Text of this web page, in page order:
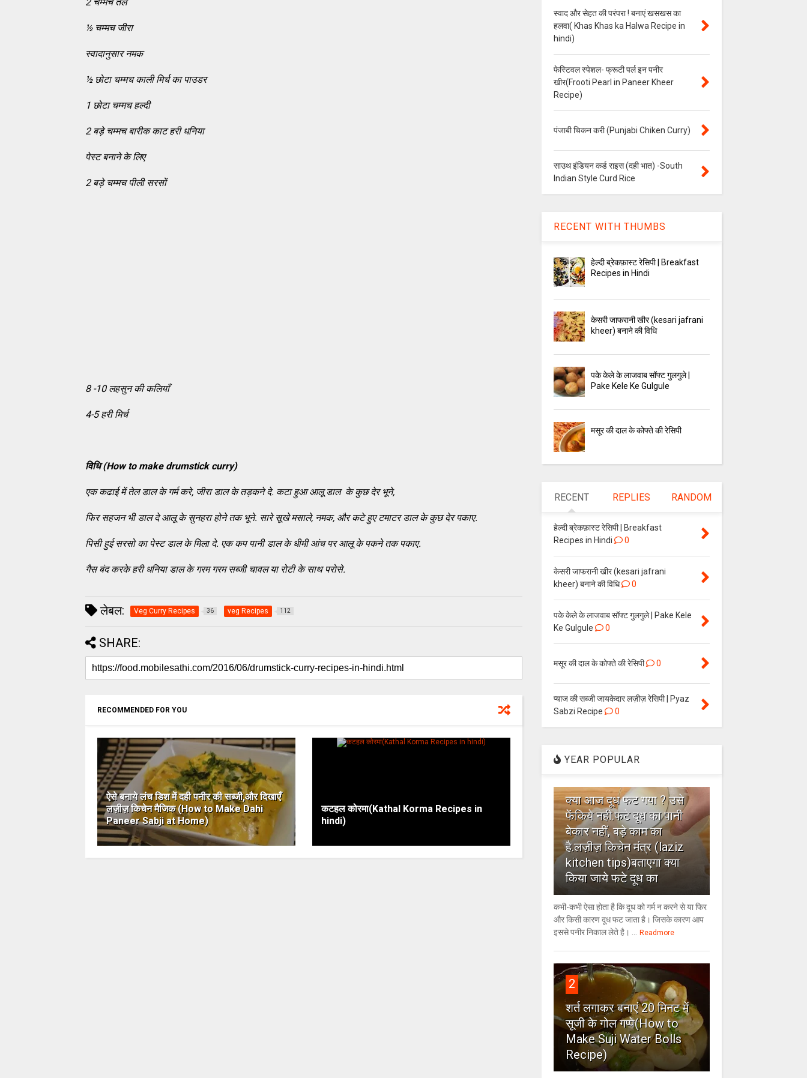
½चम्मच जीरा
स्वादानुसार नमक
½छोटा चम्मच काली मिर्च का पाउडर
1 छोटा चम्मच हल्दी
2 बड़े चम्मच बारीक काट हरी धनिया
पेस्ट बनाने के लिए
2 बड़े चम्मच पीली सरसों
8 -10 लहसुन की कलियाँ
4-5 हरी मिर्च
विधि(How to make drumstick curry)
एक कढाई में तेल डाल के गर्म करे, जीरा डाल के तड़कने दे. कटा हुआ आलू डाल के कुछ देर भूने,
फिर सहजन भी डाल दे आलू के सुनहरा होने तक भूने. सारे सूखे मसाले, नमक, और कटे हुए टमाटर डाल के कुछ देर पकाए.
पिसी हुई सरसो का पेस्ट डाल के मिला दे. एक कप पानी डाल के धीमी आंच पर आलू के पकने तक पकाए.
गैस बंद करके हरी धनिया डाल के गरम गरम सब्जी चावल या रोटी के साथ परोसे.
लेबल: Veg Curry Recipes 36 veg Recipes 112
SHARE:
RECOMMENDED FOR YOU
ऐसे बनाये लंच डिश में दही पनीर की सब्जी,और दिखाएँ
लज़ीज़ किचेन मैजिक (How to Make Dahi
Paneer Sabji at Home)
कटहल कोरमा(Kathal Korma Recipes in
hindi)
स्वाद और सेहत की परंपरा ! बनाएं खसखस का
हलवा( Khas Khas ka Halwa Recipe in
hindi)
फेस्टिवल स्पेशल- फ्रूटी पर्ल इन पनीर
खीर(Frooti Pearl in Paneer Kheer
Recipe)
पंजाबी चिकन करी (Punjabi Chiken Curry)
साउथ इंडियन कर्ड राइस (दही भात) -South
Indian Style Curd Rice
RECENT WITH THUMBS
हेल्दी ब्रेकफ़ास्ट रेसिपी | Breakfast
Recipes in Hindi
केसरी जाफरानी खीर (kesari jafrani
kheer) बनाने की विधि
पके केले के लाजवाब सॉफ्ट गुलगुले |
Pake Kele Ke Gulgule
मसूर की दाल के कोफ्ते की रेसिपी
RECENT REPLIES RANDOM
हेल्दी ब्रेकफ़ास्ट रेसिपी | Breakfast
Recipes in Hindi
0
केसरी जाफरानी खीर (kesari jafrani
kheer) बनाने की विधि
0
पके केले के लाजवाब सॉफ्ट गुलगुले | Pake Kele
Ke Gulgule
0
मसूर की दाल के कोफ्ते की रेसिपी 0
प्याज की सब्जी जायकेदार लज़ीज़ रेसिपी | Pyaz
Sabzi Recipe
0
YEAR POPULAR
क्या आज दूध फट गया ? उसे
फेंकिये नही.फटे दूध का पानी
बेकार नहीं, बड़े काम का
है.लज़ीज़ किचेन मंत्र (laziz
kitchen tips)बताएगा क्या
किया जाये फटे दूध का
कभी-कभी ऐसा होता है कि दूध को गर्म न करने से या फिर
और किसी कारण दूध फट जाता है। जिसके कारण आप
इससे पनीर निकाल लेते है। ... Readmore
2
शर्त लगाकर बनाएं 20 मिनट में
सूजी के गोल गप्पे(How to
Make Suji Water Bolls
Recipe)